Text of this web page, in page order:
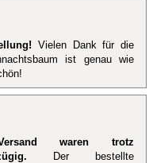
Vielen Dank für die
ist genau wie
waren trotz
Der bestellte